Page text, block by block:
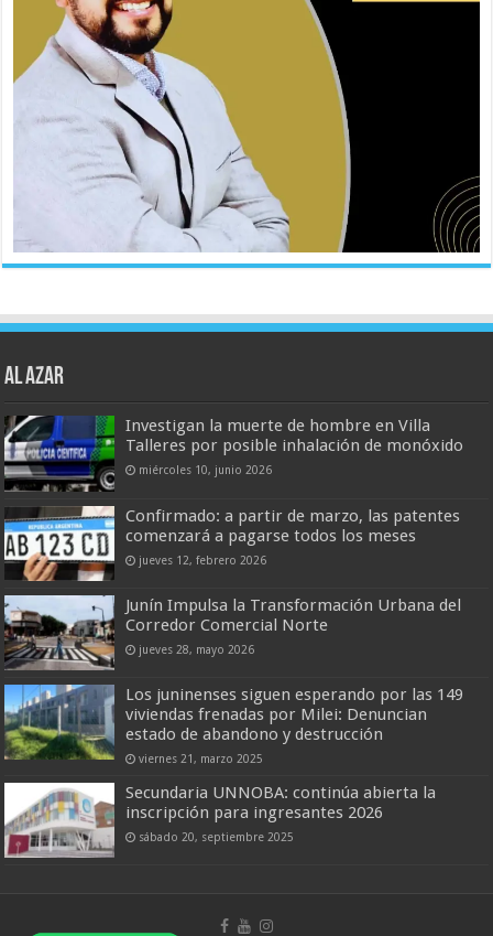
AL AZAR
Investigan la muerte de hombre en Villa
Talleres por posible inhalación de monóxido
miércoles 10, junio 2026
Confirmado: a partir de marzo, las patentes
comenzará a pagarse todos los meses
jueves 12, febrero 2026
Junín Impulsa la Transformación Urbana del
Corredor Comercial Norte
jueves 28, mayo 2026
Los juninenses siguen esperando por las 149
viviendas frenadas por Milei: Denuncian
estado de abandono y destrucción
viernes 21, marzo 2025
Secundaria UNNOBA: continúa abierta la
inscripción para ingresantes 2026
sábado 20, septiembre 2025